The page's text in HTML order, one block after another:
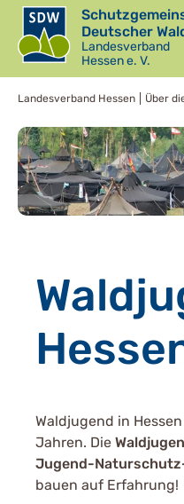
Deutscher
Landesverband
Hessen e. V.
Landesverband Hessen Über
Waldjugend in
Jahren. Die
Jugend-
bauen auf Erfahrung!